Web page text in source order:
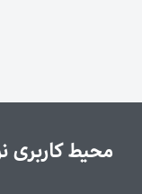
محیط کاربری